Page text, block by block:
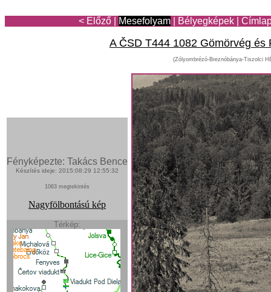
< Előző Mesefolyam Bélyegképek
A ČSD T444 1082 Gömörvég és
(Zólyombrézó-Breznóbánya-Tiszolci
Fényképezte: Takács Bence
Készítés ideje: 2015:08:29 12:55:32
1063 megtekintés
Nagyfölbontású kép
Térkép: